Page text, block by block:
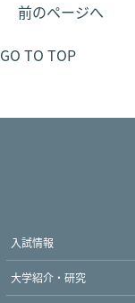
前のページへ
GO TO TOP
入試情報
大学紹介・研究